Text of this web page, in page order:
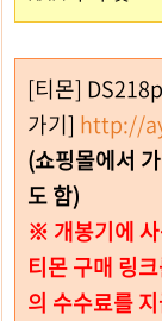
[티몬]
가기] http://
(쇼핑몰에서
도 함)
※ 개봉기에 사
티몬 구매 링
의 수수료를